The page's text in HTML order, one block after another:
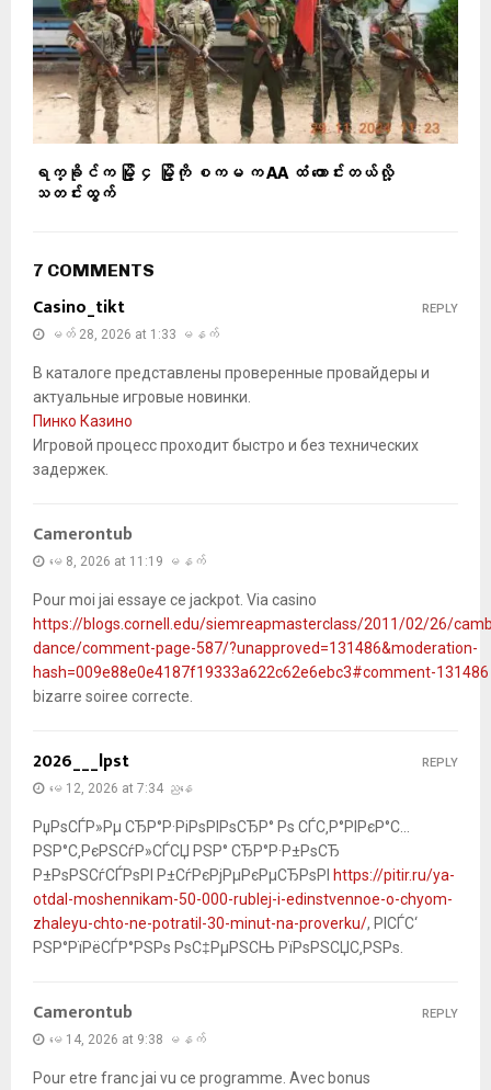
ရက္ခိုင်က မြို့ ၄ မြို့ကို စကမ က AA ထံ တောင်းတယ်လို့
သတင်းထွက်
7 COMMENTS
Casino_tikt
မတ် 28, 2026 at 1:33 မနက်
В каталоге представлены проверенные провайдеры и
актуальные игровые новинки.
Пинко Казино
Игровой процесс проходит быстро и без технических
задержек.
REPLY
Camerontub
မေ 8, 2026 at 11:19 မနက်
Pour moi jai essaye ce jackpot. Via casino
https://blogs.cornell.edu/siemreapmasterclass/2011/02/26/
dance/comment-page-587/?unapproved=131486&moderation-
hash=009e88e0e4187f19333a622c62e6ebc3#comment-131486
bizarre soiree correcte.
2026___lpst
မေ 12, 2026 at 7:34 ညနေ
РџРѕСЃР»Рµ СЂР°Р·РіРѕРІРѕСЂР° Рѕ СЃС‚Р°РІРєР°С…
РЅР°С‚РєРЅСѓР»СЃСЏ РЅР° СЂР°Р·Р±РѕСЂ
Р±РѕРЅСѓСЃРѕРІ Р±СѓРєРјРµРєРµСЂРѕРІ https://pitir.ru/ya-
otdal-moshennikam-50-000-rublej-i-edinstvennoe-o-chyom-
zhaleyu-chto-ne-potratil-30-minut-na-proverku/, РІСЃС‘
РЅР°РїРёСЃР°РЅРѕ РѕС‡РµРЅСЊ РїРѕРЅСЏС‚РЅРѕ.
REPLY
Camerontub
မေ 14, 2026 at 9:38 မနက်
Pour etre franc jai vu ce programme. Avec bonus
REPLY